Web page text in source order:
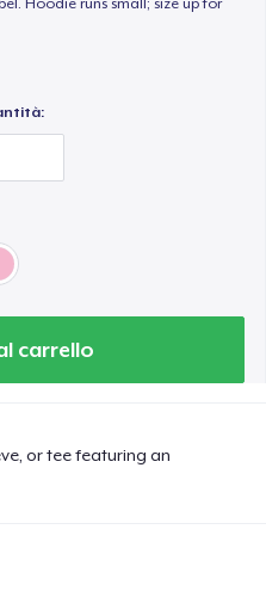
Hoodie runs small; size up for
carrello
or tee featuring an